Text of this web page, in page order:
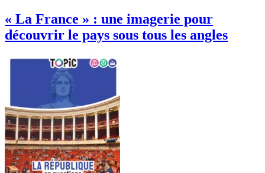
« La France » : une imagerie pour
découvrir le pays sous tous les angles